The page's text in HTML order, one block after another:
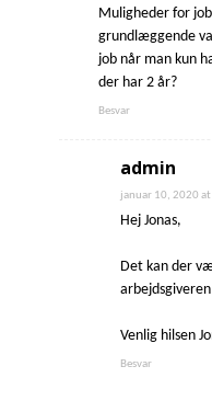
Muligheder for
grundlæggende
job når man kun
der har 2 år?
Besvar
admin
januar 10, 2020
Hej Jonas,
Det kan der
Venlig hilsen
Besvar